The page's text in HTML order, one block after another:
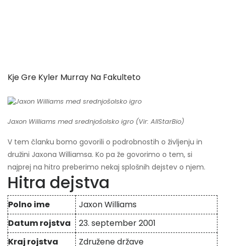
Kje Gre Kyler Murray Na Fakulteto
Jaxon Williams med srednjošolsko igro (Vir: AllStarBio)
V tem članku bomo govorili o podrobnostih o življenju in
družini Jaxona Williamsa. Ko pa že govorimo o tem, si
najprej na hitro preberimo nekaj splošnih dejstev o njem.
Hitra dejstva
Polno ime
Jaxon Williams
Datum rojstva
23. september 2001
Kraj rojstva
Združene države